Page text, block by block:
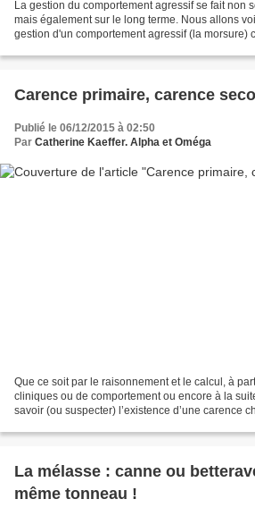
La gestion du comportement agressif se fait non
mais également sur le long terme. Nous allons
gestion d'un comportement agressif (la morsure)
Carence primaire, carence
Publié le 06/12/2015 à 02:50
Par Catherine Kaeffer. Alpha et Oméga
Que ce soit par le raisonnement et le calcul, à
cliniques ou de comportement ou encore à la
savoir (ou suspecter) l’existence d’une carence
La mélasse : canne ou
même tonneau !